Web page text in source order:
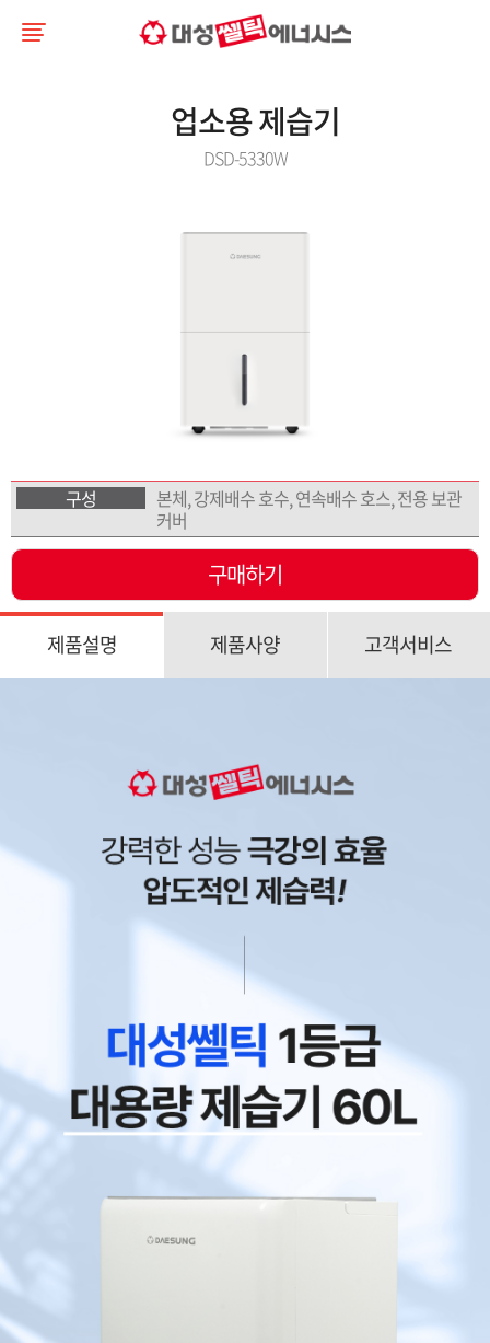
업소용 제습기
DSD-5330W
구성
본체, 강제배수 호수, 연속배수 호스, 전용 보관
커버
구매하기
제품설명 제품사양 고객서비스